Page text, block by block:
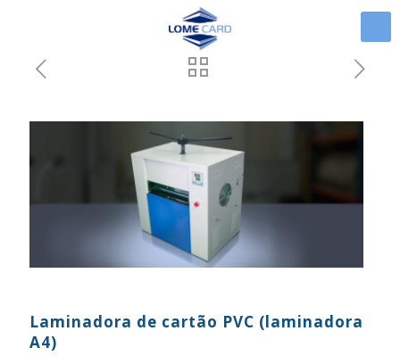
Laminadora de cartão PVC (laminadora
A4)